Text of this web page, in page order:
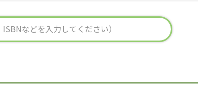
文法
作文
日本留学試験対策
図表
中国語辞典
ロシア語辞典
比較文化辞典
文章・談話・表現
言語学
アカデミック・スキル